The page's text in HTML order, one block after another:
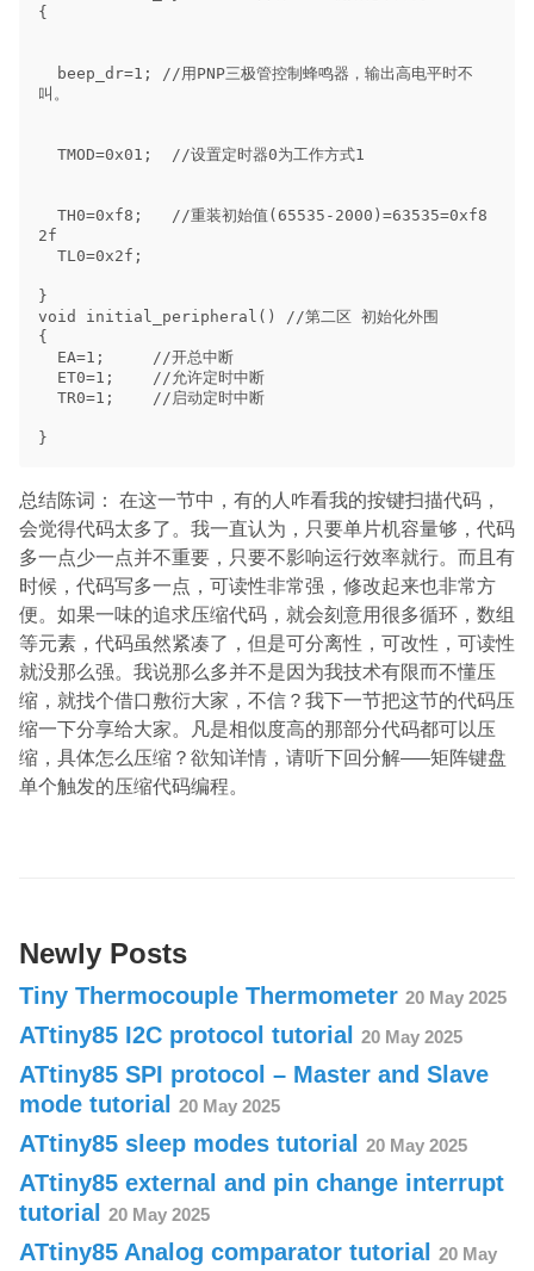
总结陈词： 在这一节中，有的人咋看我的按键扫描代码，
会觉得代码太多了。我一直认为，只要单片机容量够，代码
多一点少一点并不重要，只要不影响运行效率就行。而且有
时候，代码写多一点，可读性非常强，修改起来也非常方
便。如果一味的追求压缩代码，就会刻意用很多循环，数组
等元素，代码虽然紧凑了，但是可分离性，可改性，可读性
就没那么强。我说那么多并不是因为我技术有限而不懂压
缩，就找个借口敷衍大家，不信？我下一节把这节的代码压
缩一下分享给大家。凡是相似度高的那部分代码都可以压
缩，具体怎么压缩？欲知详情，请听下回分解—–矩阵键盘
单个触发的压缩代码编程。
Newly Posts
Tiny Thermocouple Thermometer 20 May 2025
ATtiny85 I2C protocol tutorial 20 May 2025
ATtiny85 SPI protocol – Master and Slave
mode tutorial
20 May 2025
ATtiny85 sleep modes tutorial 20 May 2025
ATtiny85 external and pin change interrupt
tutorial
20 May 2025
ATtiny85 Analog comparator tutorial 20 May